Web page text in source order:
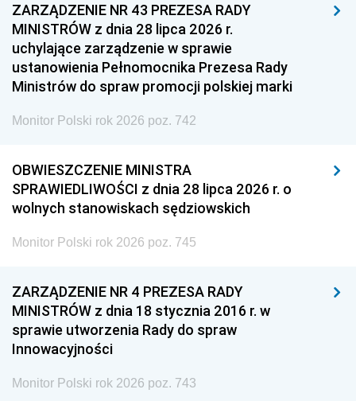
ZARZĄDZENIE NR 43 PREZESA RADY
MINISTRÓW z dnia 28 lipca 2026 r.
uchylające zarządzenie w sprawie
ustanowienia Pełnomocnika Prezesa Rady
Ministrów do spraw promocji polskiej marki
Monitor Polski rok 2026 poz. 742
OBWIESZCZENIE MINISTRA
SPRAWIEDLIWOŚCI z dnia 28 lipca 2026 r. o
wolnych stanowiskach sędziowskich
Monitor Polski rok 2026 poz. 745
ZARZĄDZENIE NR 4 PREZESA RADY
MINISTRÓW z dnia 18 stycznia 2016 r. w
sprawie utworzenia Rady do spraw
Innowacyjności
Monitor Polski rok 2026 poz. 743